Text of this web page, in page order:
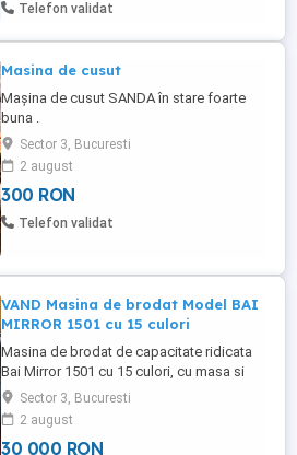
Telefon validat
Masina de cusut
Mașina de cusut SANDA în stare foarte
buna .
Sector 3, Bucuresti
2 august
300 RON
Telefon validat
VAND Masina de brodat Model BAI
MIRROR 1501 cu 15 culori
Masina de brodat de capacitate ridicata
Bai Mirror 1501 cu 15 culori, cu masa si
banc de lucru inclus. Masina de brodat Bai
Mirror 1501 cu 15 culori are o arie de
brodare mare de 500x350mm ce permite o
buna personalizare a majoritatii tipurilor
Sector 3, Bucuresti
2 august
30 000 RON